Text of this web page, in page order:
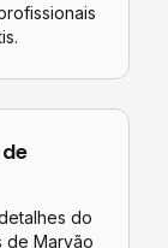
do
de Marvão